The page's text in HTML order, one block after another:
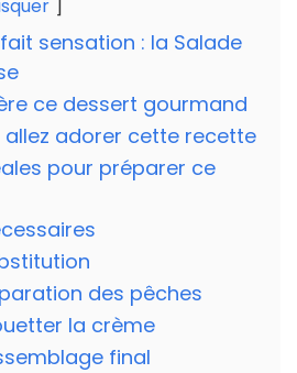
sensation : la Salade
ce dessert gourmand
allez adorer cette recette
pour préparer ce
des pêches
la crème
final